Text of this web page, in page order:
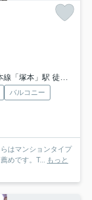
「塚本」駅 徒歩18分
バルコニー
はマンションタイプ
めです。T... もっと